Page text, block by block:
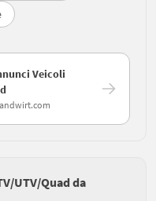
Veicoli
UTV/Quad da